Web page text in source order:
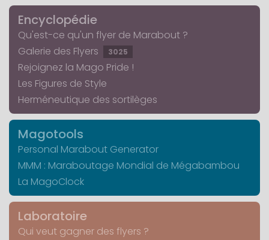
Encyclopédie
Qu'est-ce qu'un flyer de Marabout ?
Galerie des Flyers
3025
Rejoignez la Mago Pride !
Les Figures de Style
Herméneutique des sortilèges
Magotools
Personal Marabout Generator
MMM : Maraboutage Mondial de Mégabambou
La MagoClock
Laboratoire
Qui veut gagner des flyers ?